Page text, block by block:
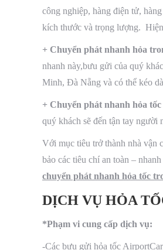
công nghiệp, hàng điện tử,
kích thước và trọng lượng.
+ Chuyển phát nhanh hỏa
nhanh này,bưu gửi của quý
Minh, Đà Nẵng và có thể kéo
+ Chuyển phát nhanh hỏa
quý khách sẽ đến tận tay người
Với mục tiêu trở thành nhà vận
bảo các tiêu chí an toàn –
chuyển phát nhanh hỏa tốc
DỊCH VỤ HỎA
*Phạm vi cung cấp dịch vụ:
-Các bưu gửi hỏa tốc